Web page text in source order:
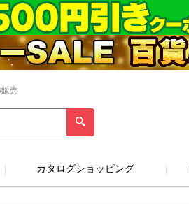
売
カタログショッピング